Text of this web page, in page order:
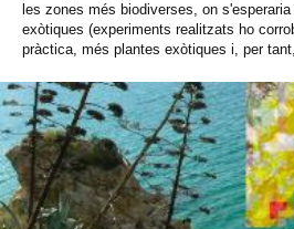
Agenda
English Español
CERCAR
les zones més biodiverses, on
exòtiques (experiments realitzats ho
pràctica, més plantes exòtiques i, per